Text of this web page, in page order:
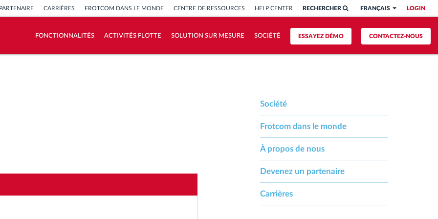
LOGIN
FRANÇAIS
RECHERCHER
CARRIÈRES FROTCOM DANS LE MONDE CENTRE DE RESSOURCES HELP CENTER
CONTACTEZ-NOUS
ESSAYEZ DÉMO
FONCTIONNALITÉS ACTIVITÉS FLOTTE SOLUTION SUR MESURE SOCIÉTÉ
Société
Frotcom dans le monde
À propos de nous
Devenez un partenaire
Carrières